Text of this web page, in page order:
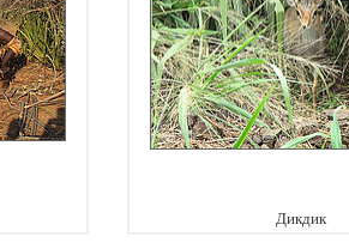
Дикдик